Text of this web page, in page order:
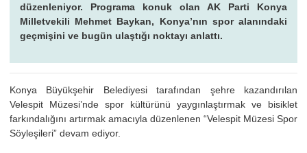
düzenleniyor. Programa konuk olan AK Parti Konya
Milletvekili Mehmet Baykan, Konya’nın spor alanındaki
geçmişini ve bugün ulaştığı noktayı anlattı.
Konya Büyükşehir Belediyesi tarafından şehre kazandırılan
Velespit Müzesi’nde spor kültürünü yaygınlaştırmak ve bisiklet
farkındalığını artırmak amacıyla düzenlenen “Velespit Müzesi Spor
Söyleşileri” devam ediyor.